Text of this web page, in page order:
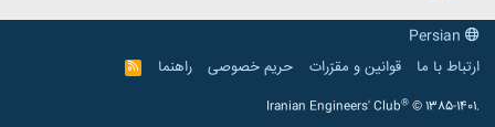
ارتباط با ما
قوانین و مقرّرات حریم خصوصی راهنما
R
S
Iranian Engineers' Club® © 1385-1401.